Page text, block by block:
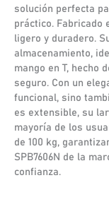
solución perfecta
práctico. Fabricado
ligero y duradero.
almacenamiento,
mango en T, hecho
seguro. Con un
funcional, sino
es extensible, su
mayoría de los
de 100 kg,
SPB7606N de la
confianza.